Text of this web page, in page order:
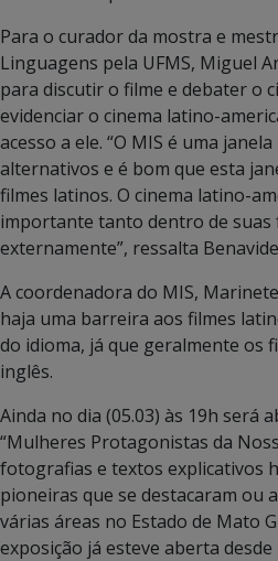
Para o curador da mostra e
Linguagens pela UFMS, Miguel
para discutir o filme e debater o
evidenciar o cinema latino-
acesso a ele. “O MIS é uma
alternativos e é bom que esta
filmes latinos. O cinema latino-
importante tanto dentro de
externamente”, ressalta
A coordenadora do MIS,
haja uma barreira aos filmes
do idioma, já que geralmente os
inglês.
Ainda no dia (05.03) às 19h será
“Mulheres Protagonistas da
fotografias e textos explicativos
pioneiras que se destacaram ou
várias áreas no Estado de Mato
exposição já esteve aberta desde